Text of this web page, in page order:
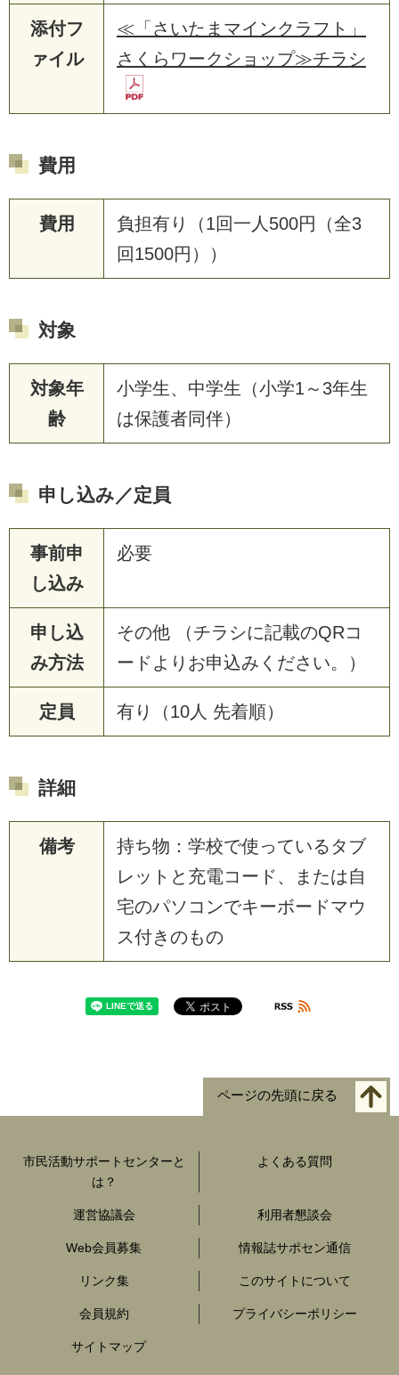
添付フ
ァイル
≪「さいたまマインクラフト」
さくらワークショップ≫チラシ
費用
費用
負担有り（1回一人500円（全3
回1500円））
対象
対象年
齢
小学生、中学生（小学1～3年生
は保護者同伴）
申し込み／定員
事前申
し込み
必要
申し込
み方法
その他 （チラシに記載のQRコ
ードよりお申込みください。）
定員 有り（10人 先着順）
詳細
備考
持ち物：学校で使っているタブ
レットと充電コード、または自
宅のパソコンでキーボードマウ
ス付きのもの
ページの先頭に戻る
市民活動サポートセンターと
は？
よくある質問
運営協議会 利用者懇談会
Web会員募集 情報誌サポセン通信
リンク集 このサイトについて
会員規約 プライバシーポリシー
サイトマップ